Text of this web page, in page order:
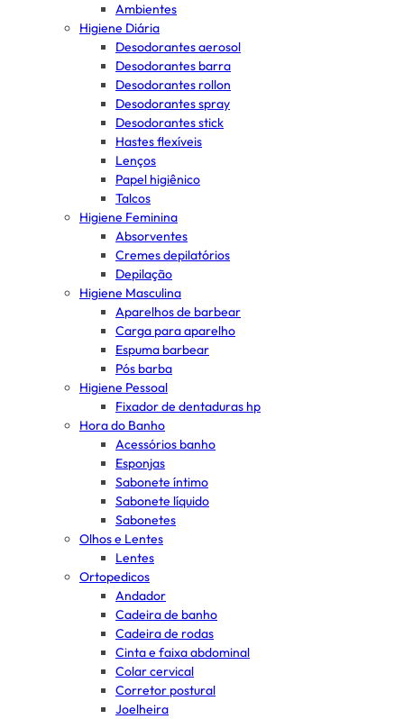
Ambientes
Higiene Diária
Desodorantes aerosol
Desodorantes barra
Desodorantes rollon
Desodorantes spray
Desodorantes stick
Hastes flexíveis
Lenços
Papel higiênico
Talcos
Higiene Feminina
Absorventes
Cremes depilatórios
Depilação
Higiene Masculina
Aparelhos de barbear
Carga para aparelho
Espuma barbear
Pós barba
Higiene Pessoal
Fixador de dentaduras hp
Hora do Banho
Acessórios banho
Esponjas
Sabonete íntimo
Sabonete líquido
Sabonetes
Olhos e Lentes
Lentes
Ortopedicos
Andador
Cadeira de banho
Cadeira de rodas
Cinta e faixa abdominal
Colar cervical
Corretor postural
Joelheira